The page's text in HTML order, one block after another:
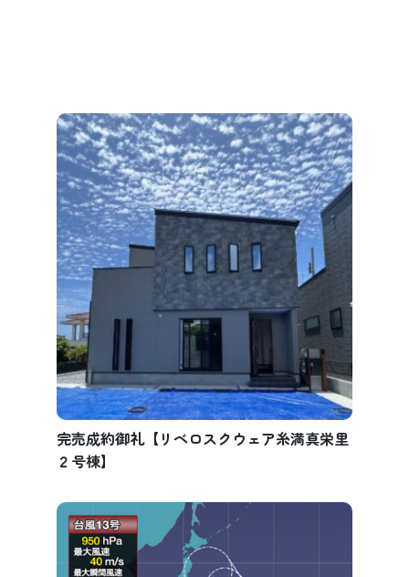
完売成約御礼【リベロスクウェア糸満真栄里
２号棟】